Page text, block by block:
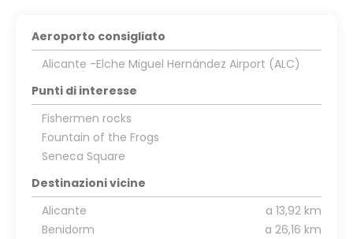
Aeroporto consigliato
Alicante -Elche Miguel Hernández Airport (ALC)
Punti di interesse
Fishermen rocks
Fountain of the Frogs
Seneca Square
Destinazioni vicine
Alicante
a 13,92 km
Benidorm
a 26,16 km